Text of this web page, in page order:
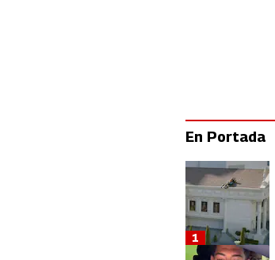
En Portada
1